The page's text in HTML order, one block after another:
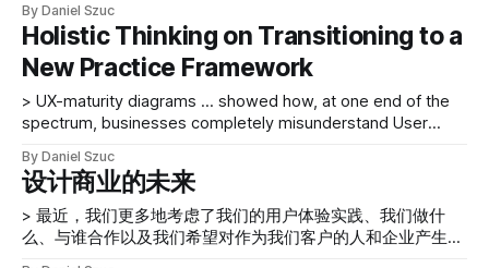
刚刚完成了Whitney Quesenbery 的Global UX
[https://www.amazon.com/Global-UX-Design-Research-
Connected/dp/012378591X] 並認為需要探索超越用戶體驗的
實踐極限後想要更多。 在这篇文章中，我们将讨论这个问
题：当你在职业上遇到挫折时，你应该怎么做？在思考这个问
题时，出现了一些快速解决方案，包括考虑研究生学习、寻找
可以让我们听到更令人满意的答案的活动、阅读更多推动自己
摆脱常规，
國舉行的 UX 會議，會議開始時展示了一些 UX 成熟度圖，顯
示了企業如何完全誤解用戶體驗；另一方面，將用戶體驗完全
整合到他們的業務中；以及介於兩者之間的其他一切。這些圖
面描述為人們設計和提供良好用戶體驗所需的條件。也許 Dan
在剛剛完成了 Whitney Quesenbery 的Global UX
[https://www.amazon.com/Global-UX-Design-Research-
Connected/dp/012378591X] 並覺得需要探索超越用戶體驗的
實踐界限後想要更多。 在這篇文章中，我們將討論這個問
題：當你在職業上遇到挫折時，你應該怎麼做？在思考這個問
題時，出現了一些快速解決方案，包括考慮研究生學習、
By Daniel Szuc
Holistic Thinking on Transitioning to a
New Practice Framework
> UX-maturity diagrams … showed how, at one end of the
spectrum, businesses completely misunderstand User
User Experience into their business; and everything else in
between. When Dan attended a UX conference in China at
the end of 2012, the
By Daniel Szuc
设计商业的未来
> 最近，我们更多地考虑了我们的用户体验实践、我们做什
么、与谁合作以及我们希望对作为我们客户的人和企业产生的